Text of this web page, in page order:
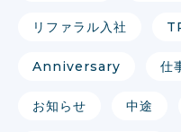
リファラル入社
Anniversary 仕
お知らせ 中途